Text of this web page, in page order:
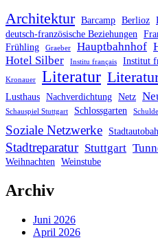
Architektur Barcamp Berlioz
deutsch-französische Beziehungen
Frühling Graeber Hauptbahnhof
Hotel Silber Institu français Institut
Kronauer Literatur
Lusthaus Nachverdichtung Netz
Schauspiel Stuttgart Schlossgarten
Soziale Netzwerke
Stadtreparatur Stuttgart
Weihnachten Weinstube
Archiv
Juni 2026
April 2026